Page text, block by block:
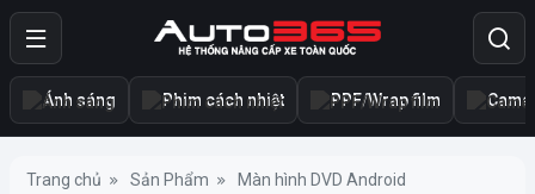
Ánh sáng Phim cách nhiệt PPF/Wrap film
Trang chủ Sản Phẩm Màn hình DVD Android